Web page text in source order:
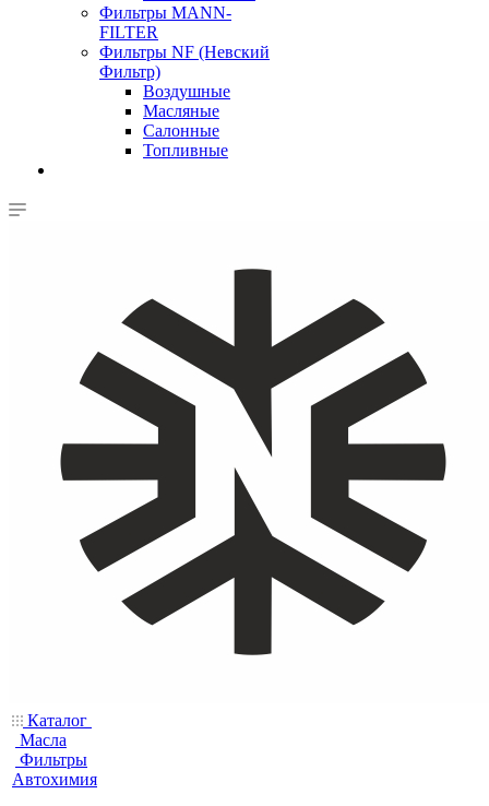
Фильтры MANN-
FILTER
Фильтры NF (Невский
Фильтр)
Воздушные
Масляные
Салонные
Топливные
Каталог
Масла
Фильтры
Автохимия